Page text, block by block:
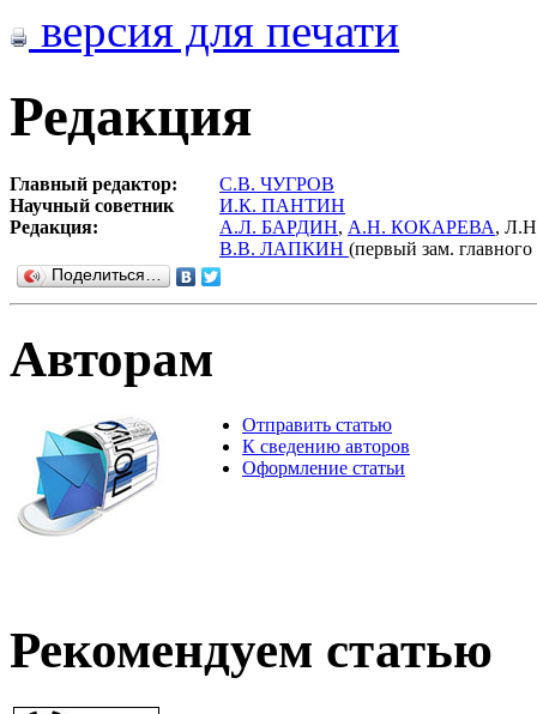
версия для печати
Редакция
Главный редактор:
С.В. ЧУГРОВ
Научный советник
И.К. ПАНТИН
Редакция:
А.Л. БАРДИН, А.Н. КОКАРЕВА,
В.В. ЛАПКИН (первый зам. главного
Поделиться…
Авторам
Отправить статью
К сведению авторов
Оформление статьи
Рекомендуем статью